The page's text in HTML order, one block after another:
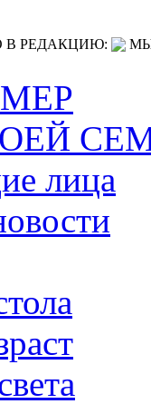
В РЕДАКЦИЮ:
лица